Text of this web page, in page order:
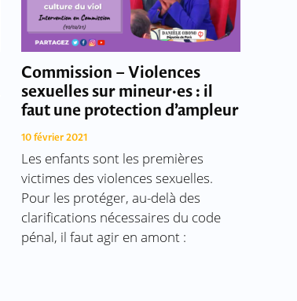
Commission – Violences
sexuelles sur mineur·es : il
faut une protection d’ampleur
10 février 2021
Les enfants sont les premières
victimes des violences sexuelles.
Pour les protéger, au-delà des
clarifications nécessaires du code
pénal, il faut agir en amont :